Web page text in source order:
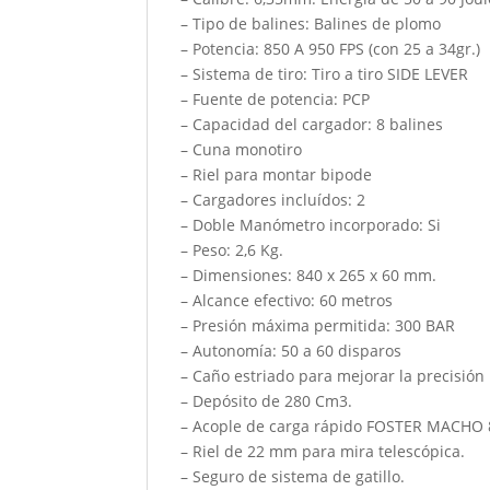
– Tipo de balines: Balines de plomo
– Potencia: 850 A 950 FPS (con 25 a 34gr.)
– Sistema de tiro: Tiro a tiro SIDE LEVER
– Fuente de potencia: PCP
– Capacidad del cargador: 8 balines
– Cuna monotiro
– Riel para montar bipode
– Cargadores incluídos: 2
– Doble Manómetro incorporado: Si
– Peso: 2,6 Kg.
– Dimensiones: 840 x 265 x 60 mm.
– Alcance efectivo: 60 metros
– Presión máxima permitida: 300 BAR
– Autonomía: 50 a 60 disparos
– Caño estriado para mejorar la precisión
– Depósito de 280 Cm3.
– Acople de carga rápido FOSTER MACHO
– Riel de 22 mm para mira telescópica.
– Seguro de sistema de gatillo.